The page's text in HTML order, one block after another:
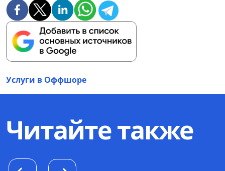
Услуги в Оффшоре
Читайте также